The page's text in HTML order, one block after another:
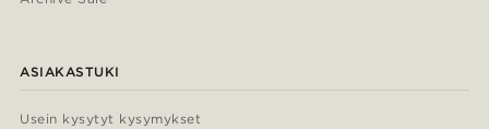
ASIAKASTUKI
Usein kysytyt kysymykset